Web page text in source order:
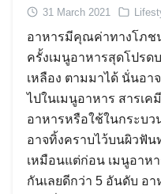
31 March 2021
อาหารมีคุณค่าทางโภช
ครั้งเมนูอาหารสุดโปรด
เหลือง ตามมาได้ นั่นอา
ไปในเมนูอาหาร สารเค
อาหารหรือใช้ในกระบ
อาจทิ้งคราบไว้บนผิวฟั
เหมือนแต่ก่อน เมนูอาห
กันเลยดีกว่า 5 อันดับ อ